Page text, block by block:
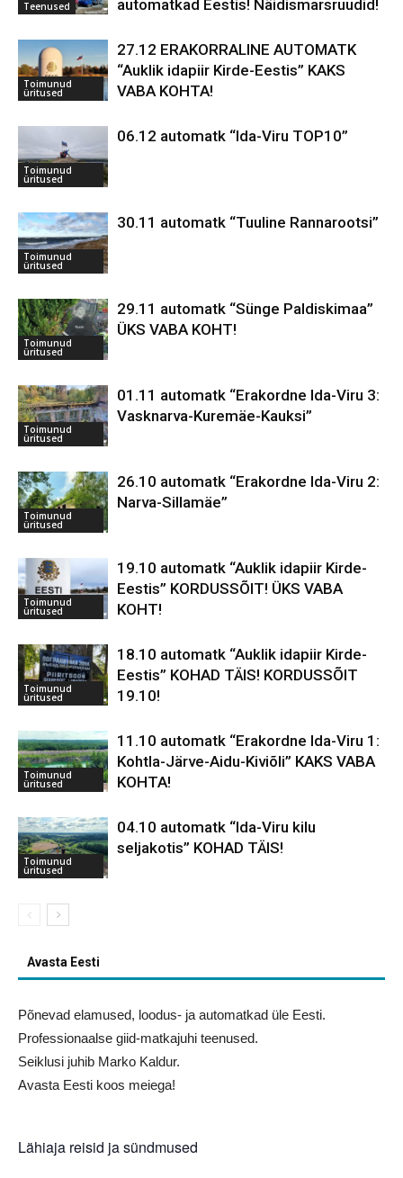
Teenused automatkad Eestis! Näidismarsruudid!
Toimunud
üritused
27.12 ERAKORRALINE AUTOMATK
“Auklik idapiir Kirde-Eestis” KAKS
VABA KOHTA!
Toimunud
üritused
06.12 automatk “Ida-Viru TOP10”
Toimunud
üritused
30.11 automatk “Tuuline Rannarootsi”
Toimunud
üritused
29.11 automatk “Sünge Paldiskimaa”
ÜKS VABA KOHT!
Toimunud
üritused
01.11 automatk “Erakordne Ida-Viru 3:
Vasknarva-Kuremäe-Kauksi”
Toimunud
üritused
26.10 automatk “Erakordne Ida-Viru 2:
Narva-Sillamäe”
Toimunud
üritused
19.10 automatk “Auklik idapiir Kirde-
Eestis” KORDUSSÕIT! ÜKS VABA
KOHT!
Toimunud
üritused
18.10 automatk “Auklik idapiir Kirde-
Eestis” KOHAD TÄIS! KORDUSSÕIT
19.10!
Toimunud
üritused
11.10 automatk “Erakordne Ida-Viru 1:
Kohtla-Järve-Aidu-Kiviõli” KAKS VABA
KOHTA!
Toimunud
üritused
04.10 automatk “Ida-Viru kilu
seljakotis” KOHAD TÄIS!
Avasta Eesti
Põnevad elamused, loodus- ja automatkad üle Eesti.
Professionaalse giid-matkajuhi teenused.
Seiklusi juhib Marko Kaldur.
Avasta Eesti koos meiega!
Lähiaja reisid ja sündmused